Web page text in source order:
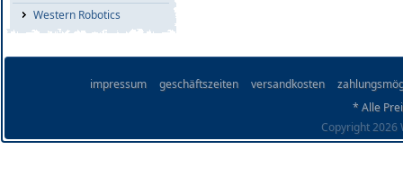
Western Robotics
impressum geschäftszeiten versandkosten
* Alle
Copyright 2026